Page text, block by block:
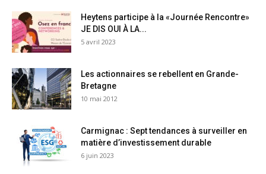
Heytens participe à la «Journée Rencontre»
JE DIS OUI À LA...
5 avril 2023
Les actionnaires se rebellent en Grande-
Bretagne
10 mai 2012
Carmignac : Sept tendances à surveiller en
matière d’investissement durable
6 juin 2023